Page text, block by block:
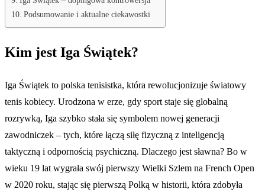
Podsumowanie i aktualne ciekawostki
Kim jest Iga Świątek?
Iga Świątek to polska tenisistka, która rewolucjonizuje światowy
tenis kobiecy. Urodzona w erze, gdy sport staje się globalną
rozrywką, Iga szybko stała się symbolem nowej generacji
zawodniczek – tych, które łączą siłę fizyczną z inteligencją
taktyczną i odpornością psychiczną. Dlaczego jest sławna? Bo w
wieku 19 lat wygrała swój pierwszy Wielki Szlem na French Open
w 2020 roku, stając się pierwszą Polką w historii, która zdobyła